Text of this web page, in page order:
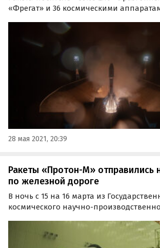
«Фрегат» и 36 космическими
мая, стартовала с космодрома
28 мая 2021, 20:39
Ракеты «Протон-М» отправились
по железной дороге
В ночь с 15 на 16 марта из
космического научно-
железнодорожный состав с блоками
носителей «Протон-М».